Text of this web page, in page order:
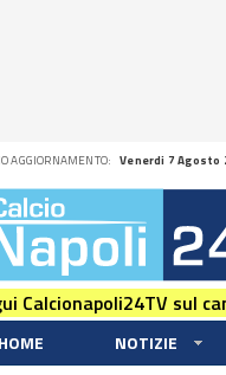
AGGIORNAMENTO: Venerdi 7 Agosto
Calcionapoli24TV sul
HOME NOTIZIE